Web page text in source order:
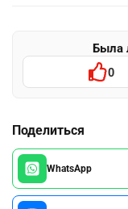
Была
0
Поделиться
WhatsApp